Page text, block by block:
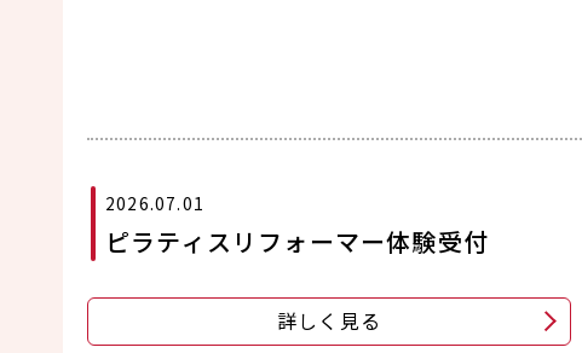
2026.07.01
ピラティスリフォーマー体験受付
詳しく見る